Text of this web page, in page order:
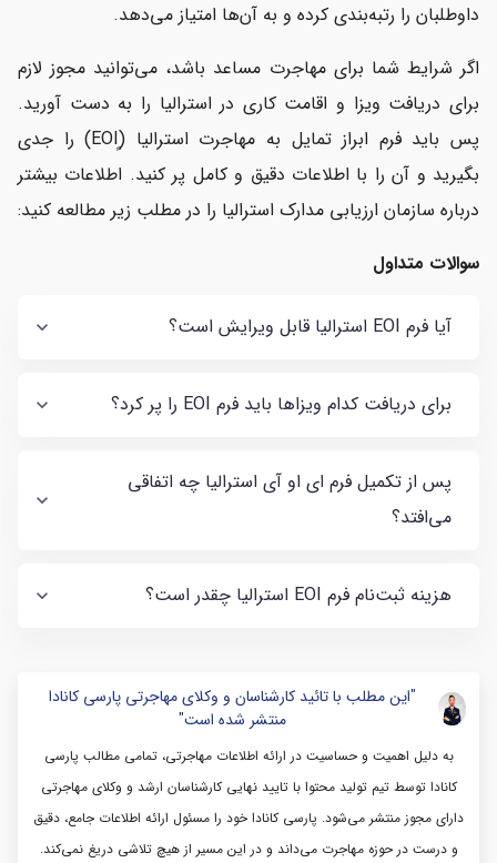
داوطلبان را رتبه‌بندی کرده و به آن‌ها امتیاز می‌دهد.
اگر شرایط شما برای مهاجرت مساعد باشد، می‌توانید مجوز لازم
برای دریافت ویزا و اقامت کاری در استرالیا را به دست آورید.
پس باید فرم ابراز تمایل به مهاجرت استرالیا (ٍEOI) را جدی
بگیرید و آن را با اطلاعات دقیق و کامل پر کنید. اطلاعات بیشتر
درباره سازمان ارزیابی مدارک استرالیا را در مطلب زیر مطالعه کنید:
سوالات متداول
آیا فرم EOI استرالیا قابل ویرایش است؟
برای دریافت کدام ویزاها باید فرم EOI را پر کرد؟
پس از تکمیل فرم ای او آی استرالیا چه اتفاقی
می‌افتد؟
هزینه ثبت‌نام فرم EOI استرالیا چقدر است؟
"این مطلب با تائید کارشناسان و وکلای مهاجرتی پارسی کانادا
منتشر شده است"
به دلیل اهمیت و حساسیت در ارائه اطلاعات مهاجرتی، تمامی مطالب پارسی
کانادا توسط تیم تولید محتوا با تایید نهایی کارشناسان ارشد و وکلای مهاجرتی
دارای مجوز منتشر می‌شود. پارسی کانادا خود را مسئول ارائه اطلاعات جامع، دقیق
و درست در حوزه مهاجرت می‌داند و در این مسیر از هیچ تلاشی دریغ نمی‌کند.